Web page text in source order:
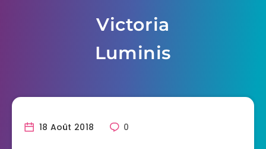
Victoria
Luminis
18 Août 2018 0